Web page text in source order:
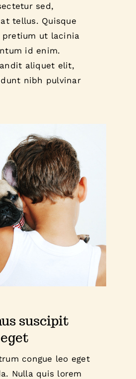
sed,
tellus. Quisque
ut lacinia
id enim.
aliquet elit,
nibh pulvinar
suscipit
congue leo eget
Nulla quis lorem